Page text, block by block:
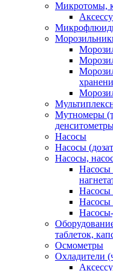
Микротомы,
Мутномеры
Насосы
Насосы
Насосы,
Насосы
Насосы
Насосы-
таблеток,
Осмометры
Охладители